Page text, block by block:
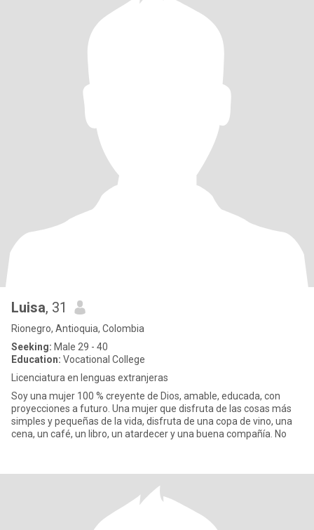
Luisa, 31
Rionegro, Antioquia, Colombia
Seeking: Male 29 - 40
Education: Vocational College
Licenciatura en lenguas extranjeras
Soy una mujer 100 % creyente de Dios, amable, educada, con
proyecciones a futuro. Una mujer que disfruta de las cosas más
simples y pequeñas de la vida, disfruta de una copa de vino, una
cena, un café, un libro, un atardecer y una buena compañía. No